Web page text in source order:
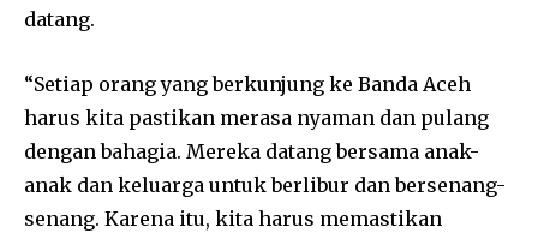
datang.
“Setiap orang yang berkunjung ke Banda Aceh
harus kita pastikan merasa nyaman dan pulang
dengan bahagia. Mereka datang bersama anak-
anak dan keluarga untuk berlibur dan bersenang-
senang. Karena itu, kita harus memastikan